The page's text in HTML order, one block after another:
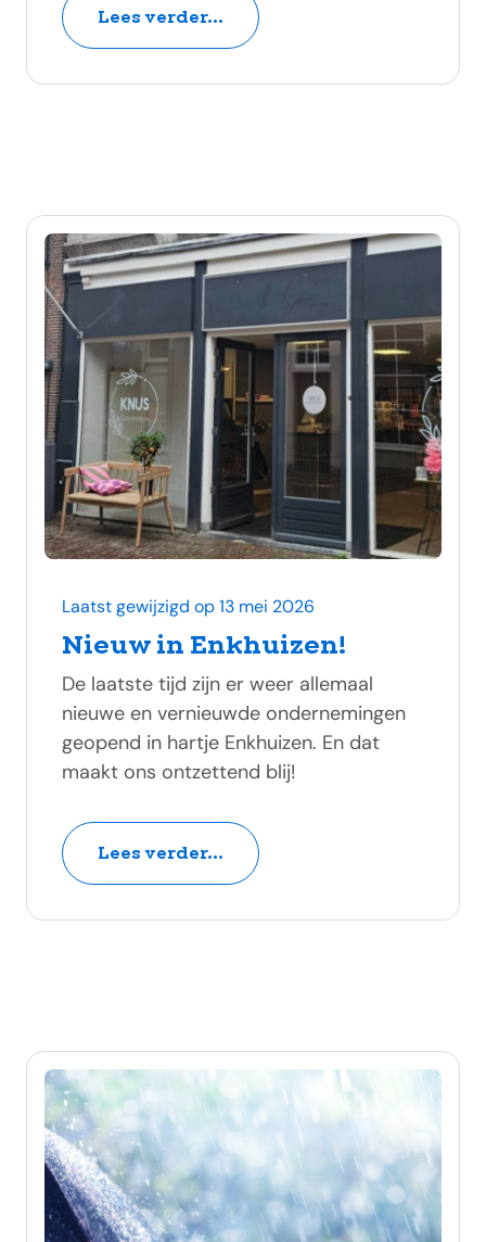
Lees verder...
Nieuw in Enkhuizen!
Laatst gewijzigd op 13 mei 2026
De laatste tijd zijn er weer allemaal
nieuwe en vernieuwde ondernemingen
geopend in hartje Enkhuizen. En dat
maakt ons ontzettend blij!
Lees verder...